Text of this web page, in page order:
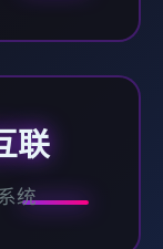
联
统